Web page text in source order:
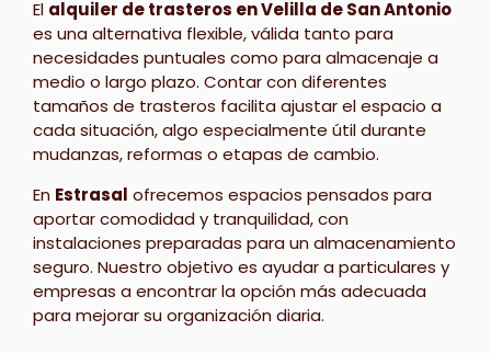
El alquiler de trasteros en Velilla de San Antonio
es una alternativa flexible, válida tanto para
necesidades puntuales como para almacenaje a
medio o largo plazo. Contar con diferentes
tamaños de trasteros facilita ajustar el espacio a
cada situación, algo especialmente útil durante
mudanzas, reformas o etapas de cambio.
En Estrasal ofrecemos espacios pensados para
aportar comodidad y tranquilidad, con
instalaciones preparadas para un almacenamiento
seguro. Nuestro objetivo es ayudar a particulares y
empresas a encontrar la opción más adecuada
para mejorar su organización diaria.